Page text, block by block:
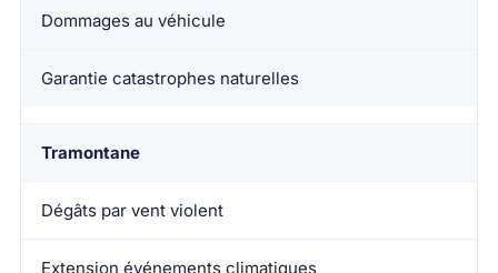
Dommages au véhicule
Garantie catastrophes naturelles
Tramontane
Dégâts par vent violent
Extension événements climatiques